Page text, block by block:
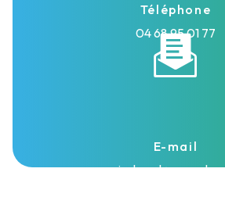
Téléphone
04 68 95 01 77
E-mail